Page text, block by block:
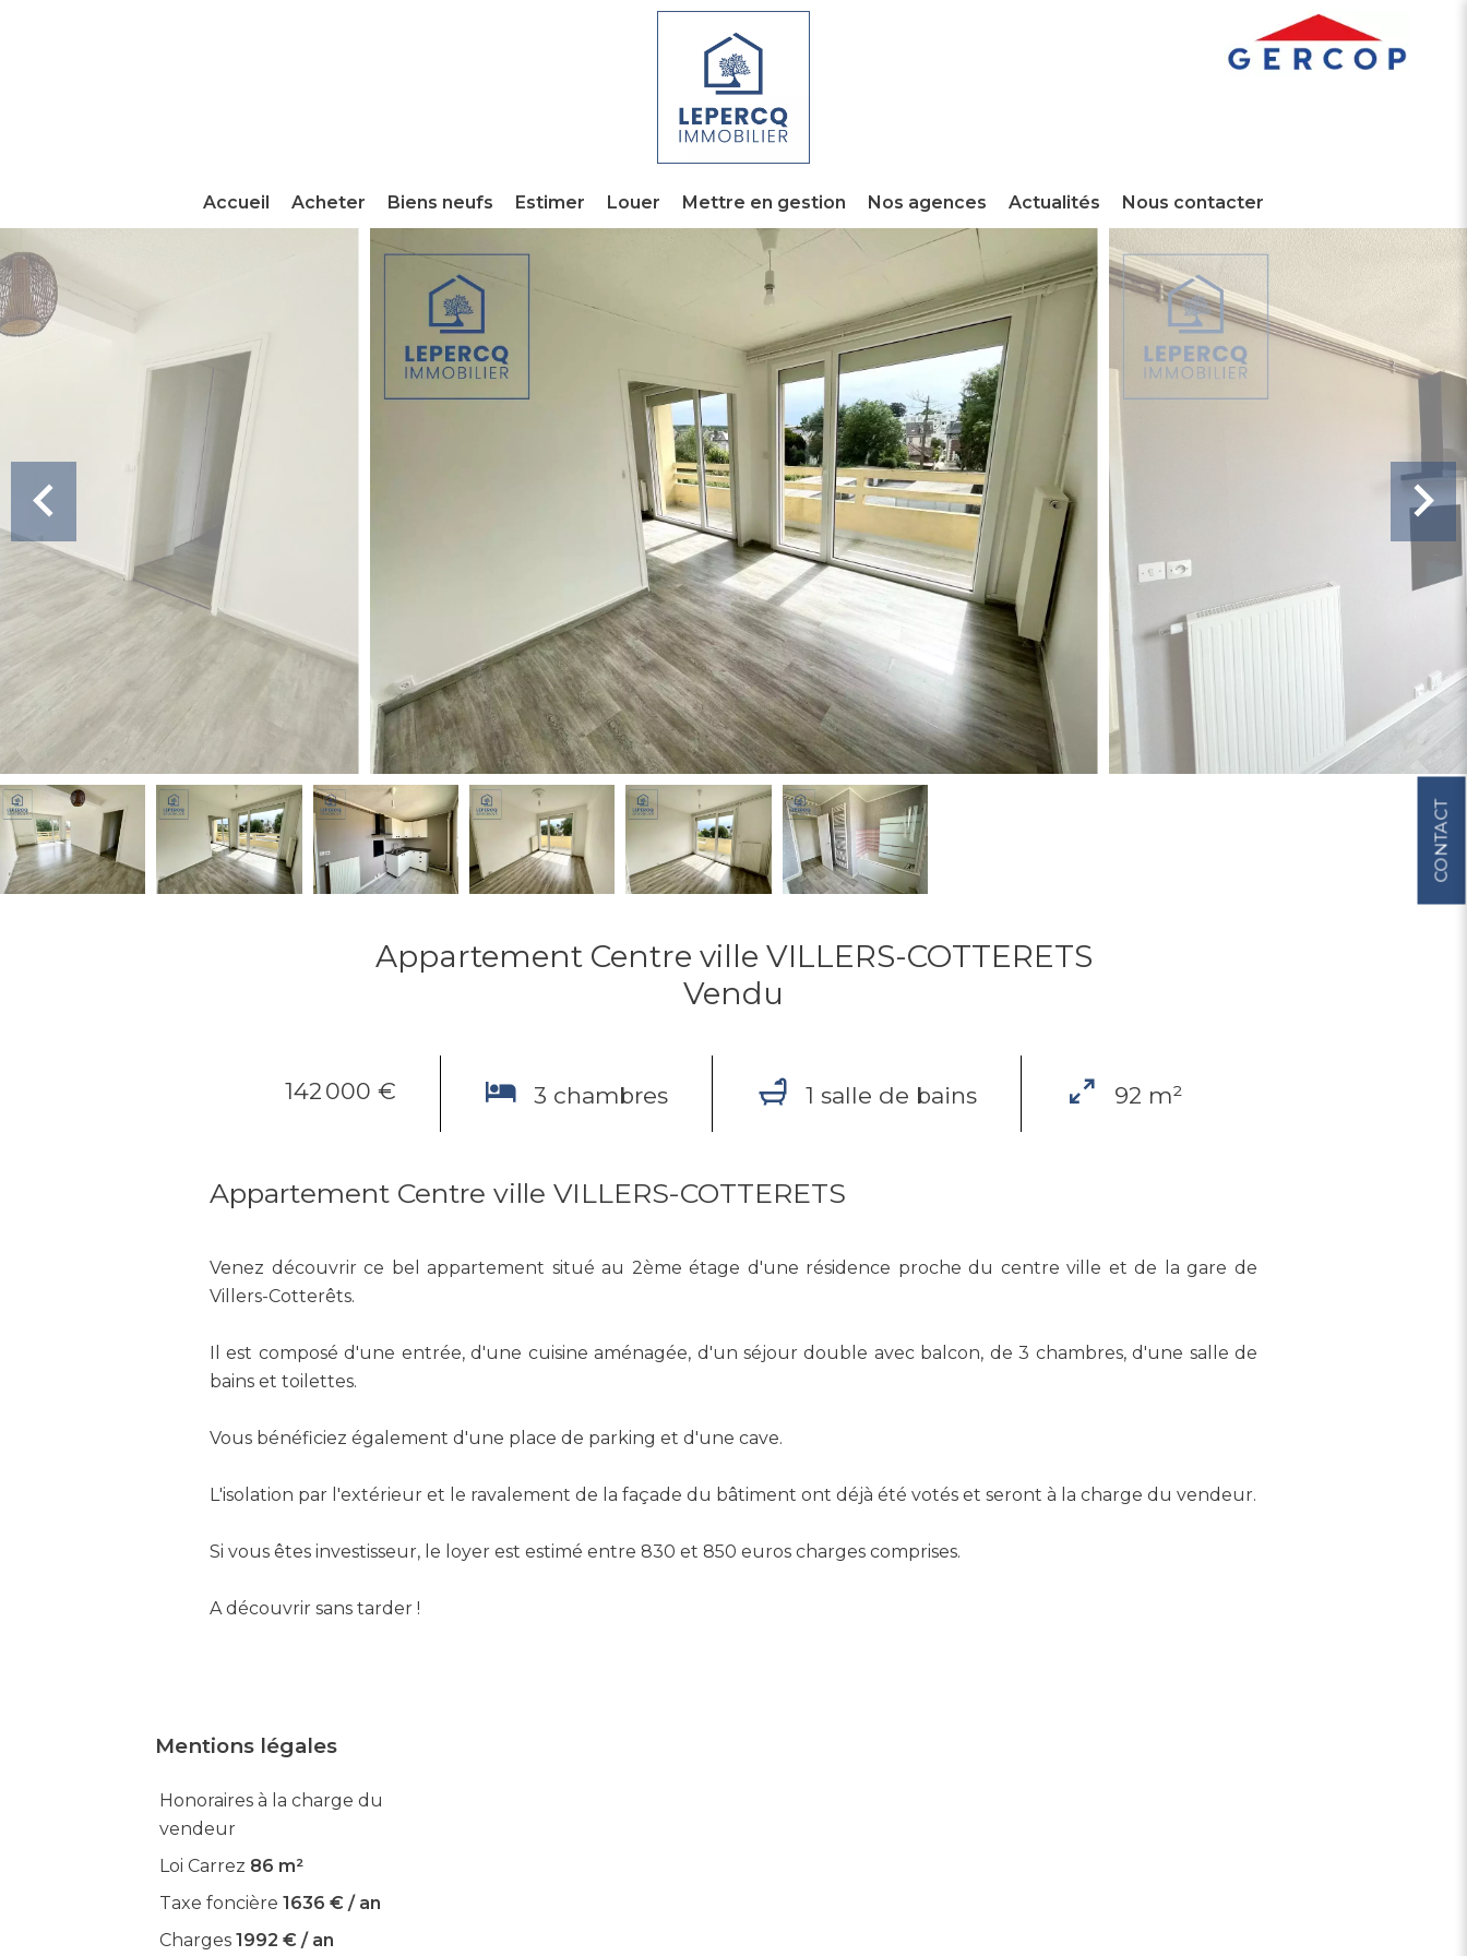
Accueil Acheter Biens neufs Estimer Louer Mettre en gestion Nos agences Actualités Nous contacter
CONTACT
Appartement Centre ville VILLERS-COTTERETS
Vendu
142 000 € 3 chambres 1 salle de bains 92 m²
Appartement Centre ville VILLERS-COTTERETS
Venez découvrir ce bel appartement situé au 2ème étage d'une résidence proche du centre ville et de la gare de
Villers-Cotterêts.
Il est composé d'une entrée, d'une cuisine aménagée, d'un séjour double avec balcon, de 3 chambres, d'une salle de
bains et toilettes.
Vous bénéficiez également d'une place de parking et d'une cave.
L'isolation par l'extérieur et le ravalement de la façade du bâtiment ont déjà été votés et seront à la charge du vendeur.
Si vous êtes investisseur, le loyer est estimé entre 830 et 850 euros charges comprises.
A découvrir sans tarder !
Mentions légales
Honoraires à la charge du
vendeur
Loi Carrez 86 m²
Taxe foncière 1636 € / an
Charges 1992 € / an